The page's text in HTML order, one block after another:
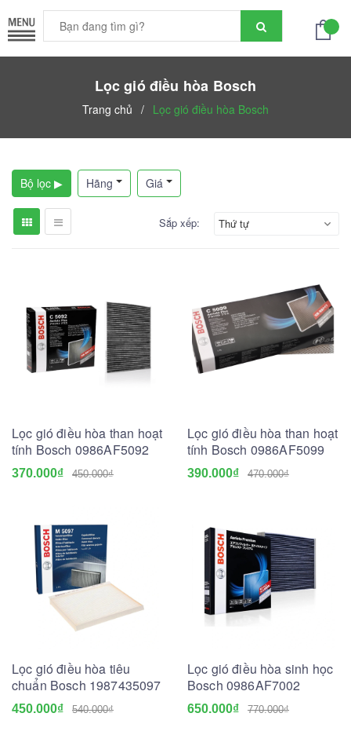
Lọc gió điều hòa Bosch
Trang chủ / Lọc gió điều hòa Bosch
Bộ lọc ▶ Hãng Giá
Sắp xếp: Thứ tự
Lọc gió điều hòa than hoạt
tính Bosch 0986AF5092
370.000₫ 450.000₫
Lọc gió điều hòa than hoạt
tính Bosch 0986AF5099
390.000₫ 470.000₫
Lọc gió điều hòa tiêu
chuẩn Bosch 1987435097
450.000₫ 540.000₫
Lọc gió điều hòa sinh học
Bosch 0986AF7002
650.000₫ 770.000₫